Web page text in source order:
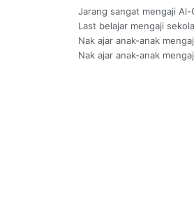
Jarang sangat mengaji
Last belajar mengaji
Nak ajar anak-anak
Nak ajar anak-anak